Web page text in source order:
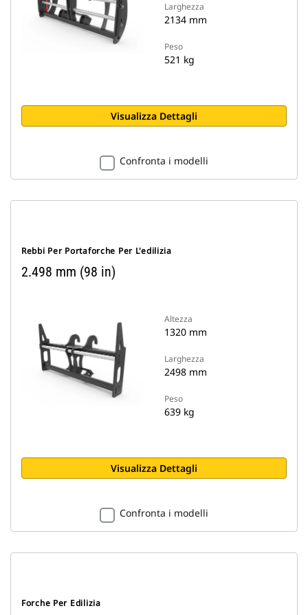
Larghezza
2134 mm
Peso
521 kg
Visualizza Dettagli
Confronta i modelli
Rebbi Per Portaforche Per L'edilizia
2.498 mm (98 in)
Altezza
1320 mm
Larghezza
2498 mm
Peso
639 kg
Visualizza Dettagli
Confronta i modelli
Forche Per Edilizia